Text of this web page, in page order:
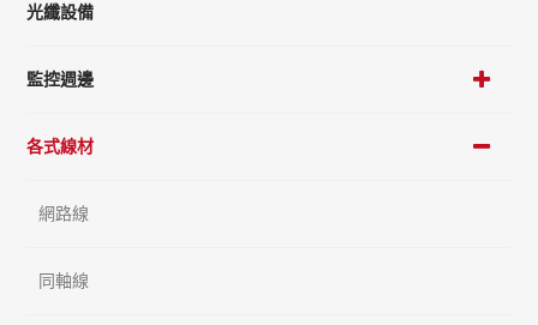
光纖設備
監控週邊
各式線材
網路線
同軸線